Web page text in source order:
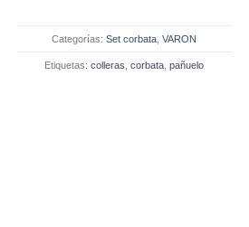
Categorías:Set corbata ,VARON
Etiquetas:colleras ,corbata ,pañuelo